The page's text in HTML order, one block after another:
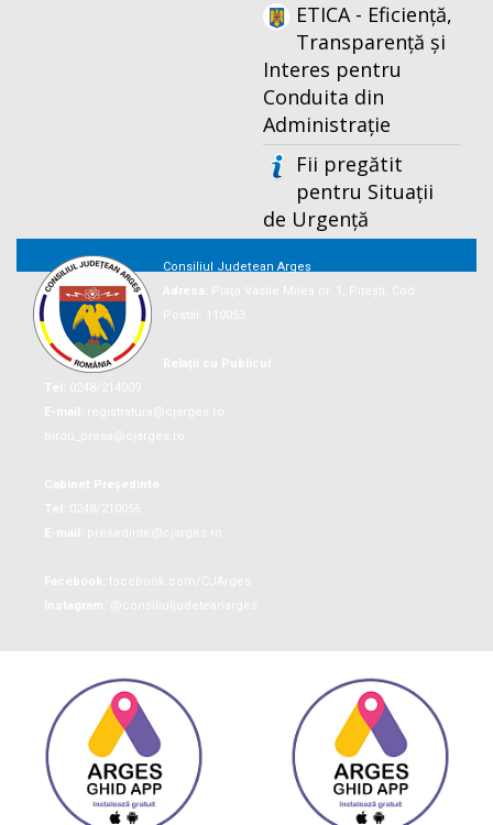
ETICA - Eficiență,
Transparență și
Interes pentru
Conduita din
Administrație
Fii pregătit
pentru Situații
de Urgență
Consiliul Județean Argeș